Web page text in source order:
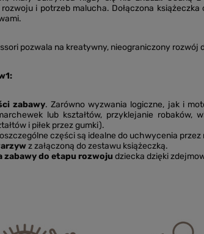
i potrzeb malucha. Dołączona
pozwala na kreatywny, nieograniczony
zabawy. Zarówno wyzwania logiczne, jak i
lub kształtów, przyklejanie robaków,
i piłek przez gumki).
części są idealne do uchwycenia przez
z załączoną do zestawu książeczką.
zabawy do etapu rozwoju dziecka dzięki